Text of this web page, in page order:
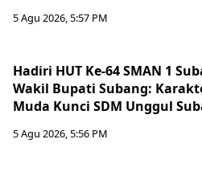
5 Agu 2026, 5:57 PM
Hadiri HUT Ke-64 SMAN 1
Wakil Bupati Subang:
Muda Kunci SDM Unggul
5 Agu 2026, 5:56 PM